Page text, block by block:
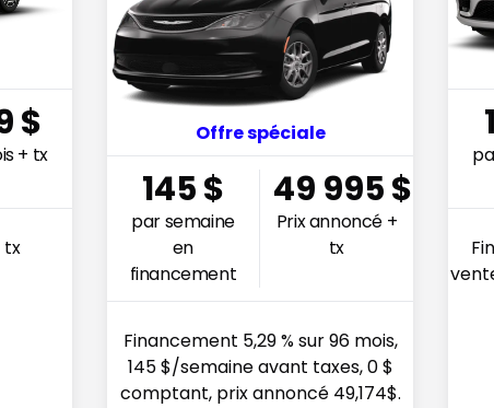
$
+ tx
tx
Offre spéciale
145$
par semaine
en
financement
49 995$
Prix annoncé +
tx
Financement 5,29 % sur 96 mois,
145 $/semaine avant taxes, 0 $
comptant, prix annoncé 49,174$.